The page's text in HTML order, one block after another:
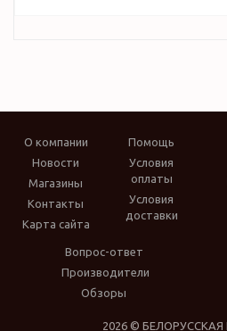
О компании
Новости
Магазины
Контакты
Карта сайта
Помощь
Условия
оплаты
Условия
доставки
Вопрос-ответ
Производители
Обзоры
2026 ©